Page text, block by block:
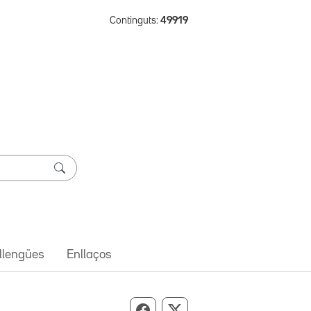
Continguts: 49919
Enllaços